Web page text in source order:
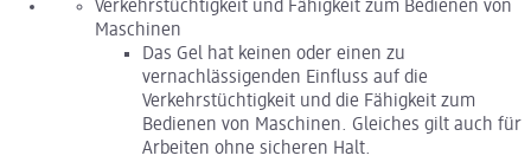
Verkehrstüchtigkeit und Fähigkeit zum Bedienen von
Maschinen
Das Gel hat keinen oder einen zu
vernachlässigenden Einfluss auf die
Verkehrstüchtigkeit und die Fähigkeit zum
Bedienen von Maschinen. Gleiches gilt auch für
Arbeiten ohne sicheren Halt.